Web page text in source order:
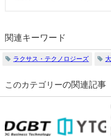
関連キーワード
ラクサス・テクノロジーズ
の関連記事